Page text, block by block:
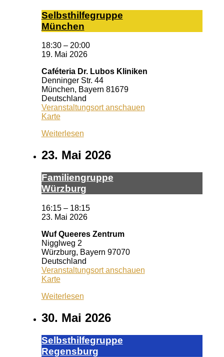
Selbst­hil­fe­grup­pe
Mün­chen
18:30 – 20:00
19. Mai 2026
Caféteria Dr. Lubos Kliniken
Denninger Str. 44
München, Bayern 81679
Deutschland
Veranstaltungsort anschauen
KarteCaféteria
Lubos
Weiterlesen
23. Mai 2026
Fa­mi­li­en­grup­pe
Würz­burg
16:15 – 18:15
23. Mai 2026
Wuf Queeres Zentrum
Nigglweg 2
Würzburg, Bayern 97070
Deutschland
Veranstaltungsort anschauen
KarteWuf
Zentrum
Weiterlesen
30. Mai 2026
Selbst­hil­fe­grup­pe
Re­gens­burg